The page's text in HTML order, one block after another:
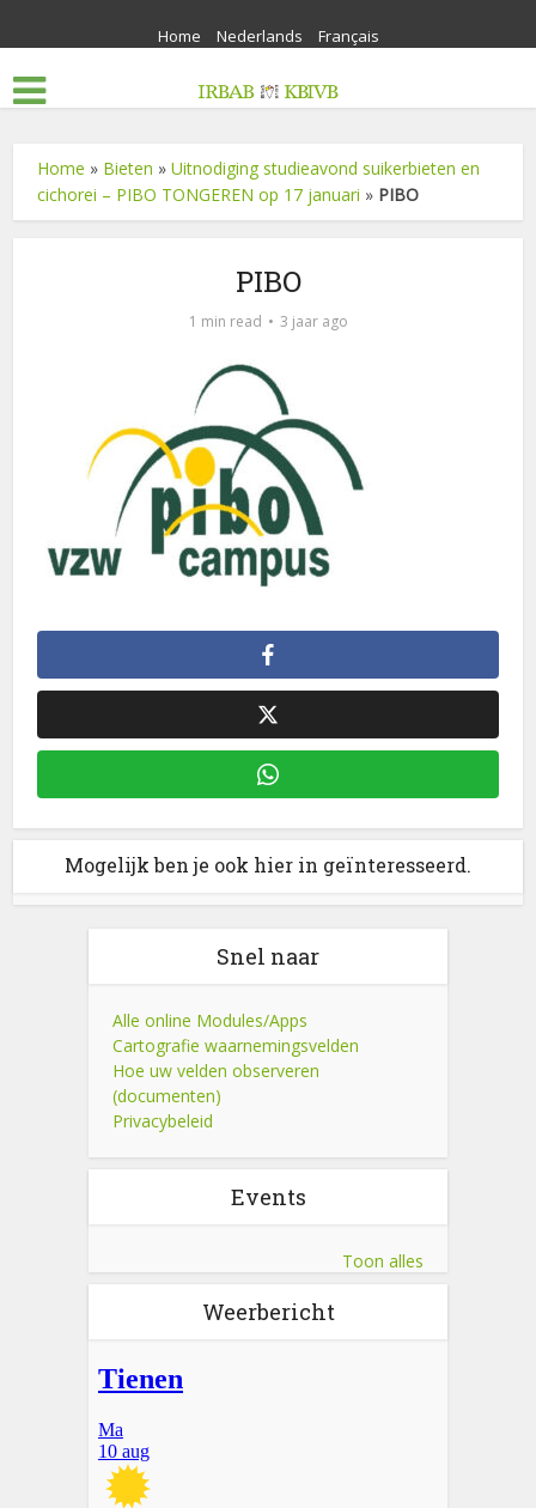
Home Nederlands Français
Home » Bieten »Uitnodiging studieavond suikerbieten en
cichorei – PIBO TONGEREN op 17 januari » PIBO
PIBO
1 min read 3 jaar ago
Mogelijk ben je ook hier in geïnteresseerd.
Snel naar
Alle online Modules/Apps
Cartografie waarnemingsvelden
Hoe uw velden observeren
(documenten)
Privacybeleid
Events
Toon alles
Weerbericht